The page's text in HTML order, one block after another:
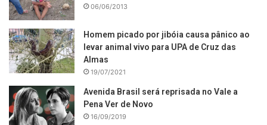
06/06/2013
Homem picado por jibóia causa pânico ao
levar animal vivo para UPA de Cruz das
Almas
19/07/2021
Avenida Brasil será reprisada no Vale a
Pena Ver de Novo
16/09/2019